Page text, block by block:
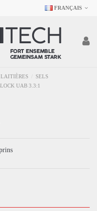
FRANÇAIS
LAITIÈRES
SELS
UAB 3.3:1